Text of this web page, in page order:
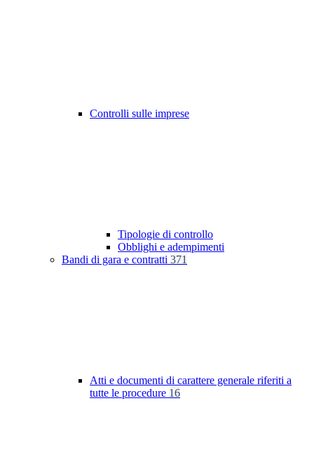
Controlli sulle imprese
Tipologie di controllo
Obblighi e adempimenti
Bandi di gara e contratti 371
Atti e documenti di carattere generale riferiti a
tutte le procedure 16